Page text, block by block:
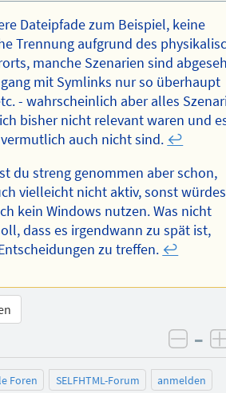
Dateipfade zum Beispiel, keine
Trennung aufgrund des
manche Szenarien sind
mit Symlinks nur so überhaupt
- wahrscheinlich aber alles
bisher nicht relevant waren und
auch nicht sind. ↩︎
du streng genommen aber schon,
vielleicht nicht aktiv, sonst
kein Windows nutzen. Was nicht
dass es irgendwann zu spät ist,
zu treffen. ↩︎
–
Foren SELFHTML-Forum
anmelden